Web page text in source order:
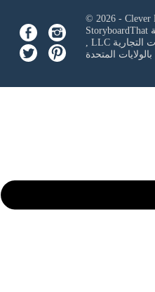
, LLCفي مكتب براءات الاختراع والعلامات التجارية
بالولايات المتحدة